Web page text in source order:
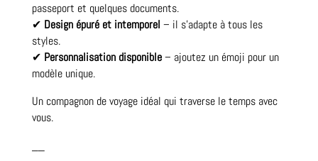
passeport et quelques documents.
✔ Design épuré et intemporel – il s’adapte à tous les
styles.
✔ Personnalisation disponible– ajoutez un émoji pour un
modèle unique.
Un compagnon de voyage idéal qui traverse le temps avec
vous.